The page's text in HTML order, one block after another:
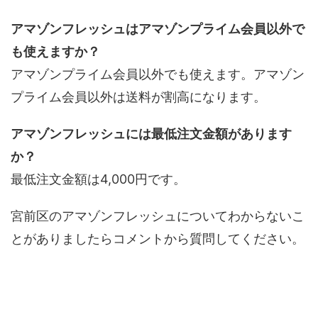
アマゾンフレッシュはアマゾンプライム会員以外で
も使えますか？
アマゾンプライム会員以外でも使えます。アマゾン
プライム会員以外は送料が割高になります。
アマゾンフレッシュには最低注文金額があります
か？
最低注文金額は4,000円です。
宮前区のアマゾンフレッシュについてわからないこ
とがありましたらコメントから質問してください。